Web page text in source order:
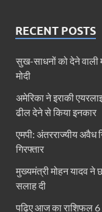
RECENT POSTS
सुख-साधनों को देने वाली
मोदी
अमेरिका ने इराकी
ढील देने से किया इनकार
एमपी: अंतरराज्यीय
गिरफ्तार
मुख्यमंत्री मोहन यादव ने
सलाह दी
पढ़िए आज का राशिफल